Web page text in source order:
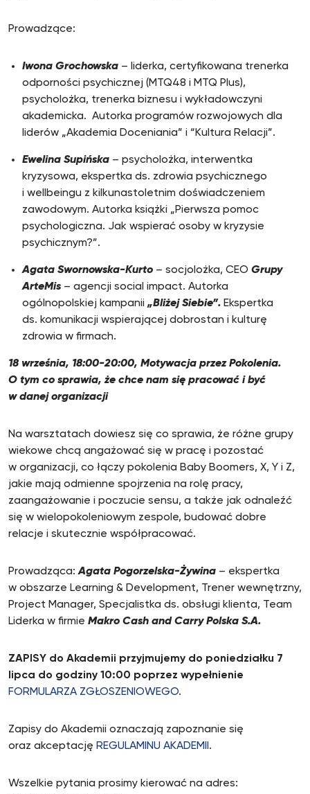
Prowadzące:
Iwona Grochowska – liderka, certyfikowana trenerka
odporności psychicznej (MTQ48 i MTQ Plus),
psycholożka, trenerka biznesu i wykładowczyni
akademicka. Autorka programów rozwojowych dla
liderów „Akademia Doceniania” i “Kultura Relacji”.
Ewelina Supińska – psycholożka, interwentka
kryzysowa, ekspertka ds. zdrowia psychicznego
i wellbeingu z kilkunastoletnim doświadczeniem
zawodowym. Autorka książki „Pierwsza pomoc
psychologiczna. Jak wspierać osoby w kryzysie
psychicznym?”.
Agata Swornowska-Kurto – socjolożka, CEO Grupy
ArteMis – agencji social impact. Autorka
ogólnopolskiej kampanii „Bliżej Siebie”. Ekspertka
ds. komunikacji wspierającej dobrostan i kulturę
zdrowia w firmach.
18 września, 18:00-20:00, Motywacja przez Pokolenia.
O tym co sprawia, że chce nam się pracować i być
w danej organizacji
Na warsztatach dowiesz się co sprawia, że różne grupy
wiekowe chcą angażować się w pracę i pozostać
w organizacji, co łączy pokolenia Baby Boomers, X, Y i Z,
jakie mają odmienne spojrzenia na rolę pracy,
zaangażowanie i poczucie sensu, a także jak odnaleźć
się w wielopokoleniowym zespole, budować dobre
relacje i skutecznie współpracować.
Prowadząca:Agata Pogorzelska-Żywina – ekspertka
w obszarze Learning & Development, Trener wewnętrzny,
Project Manager, Specjalistka ds. obsługi klienta, Team
Liderka w firmie Makro Cash and Carry Polska S.A.
ZAPISY do Akademii przyjmujemy do poniedziałku 7
lipca do godziny 10:00 poprzez wypełnienie
FORMULARZA ZGŁOSZENIOWEGO.
Zapisy do Akademii oznaczają zapoznanie się
oraz akceptację REGULAMINU AKADEMII .
Wszelkie pytania prosimy kierować na adres: